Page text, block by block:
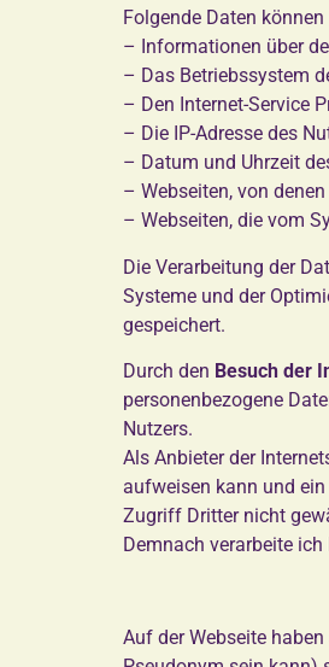
Folgende Daten
– Informationen über
– Das Betriebssystem
– Den Internet-Service
– Die IP-Adresse des
– Datum und Uhrzeit
– Webseiten, von
– Webseiten, die vom
Die Verarbeitung der
Systeme und der
gespeichert.
Durch den Besuch der
personenbezogene
Nutzers.
Als Anbieter der
aufweisen kann und
Zugriff Dritter nicht
Demnach verarbeite ich
Auf der Webseite